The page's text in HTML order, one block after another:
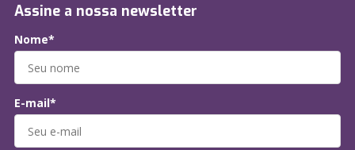
Assine a nossa newsletter
Nome*
E-mail*